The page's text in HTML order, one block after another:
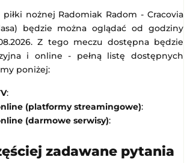
nożnej Radomiak Radom - Cracovia
będzie można oglądać od godziny
Z tego meczu dostępna będzie
i online - pełną listę dostępnych
poniżej:
:
(platformy streamingowe):
(darmowe serwisy):
zadawane pytania